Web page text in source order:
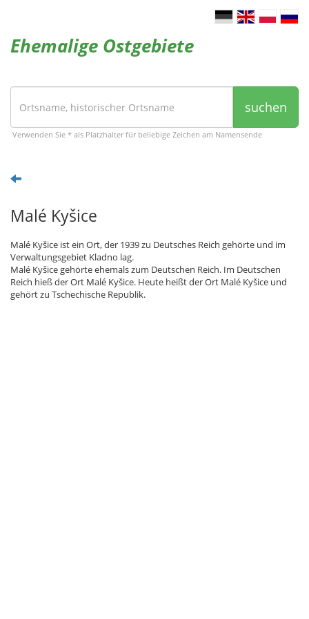
Ehemalige Ostgebiete
suchen
Verwenden Sie * als Platzhalter für beliebige Zeichen am Namensende
Malé Kyšice
Malé Kyšice ist ein Ort, der 1939 zu Deutsches Reich gehörte und im
Verwaltungsgebiet Kladno lag.
Malé Kyšice gehörte ehemals zum Deutschen Reich. Im Deutschen
Reich hieß der Ort Malé Kyšice. Heute heißt der Ort Malé Kyšice und
gehört zu Tschechische Republik.